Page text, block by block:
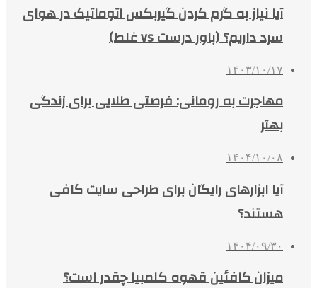
آیا نیاز به گرم کردن گیربکس اتوماتیک در هوای
سرد داریم؟ (باور درست vs غلط)
۱۴۰۳/۱۰/۱۷
مهاجرت به رومانی: فرصتی طلایی برای زندگی
بهتر
۱۴۰۴/۱۰/۰۸
آیا ابزارهای رایگان برای طراحی سایت کافی
هستند؟
۱۴۰۴/۰۹/۳۰
میزان کافئین قهوه کلمبیا چقدر است؟